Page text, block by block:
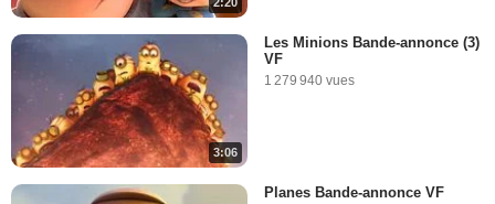
6:17
3:06
Les Minions Bande-annonce (3)
VF
1 279 940 vues
Planes Bande-annonce VF